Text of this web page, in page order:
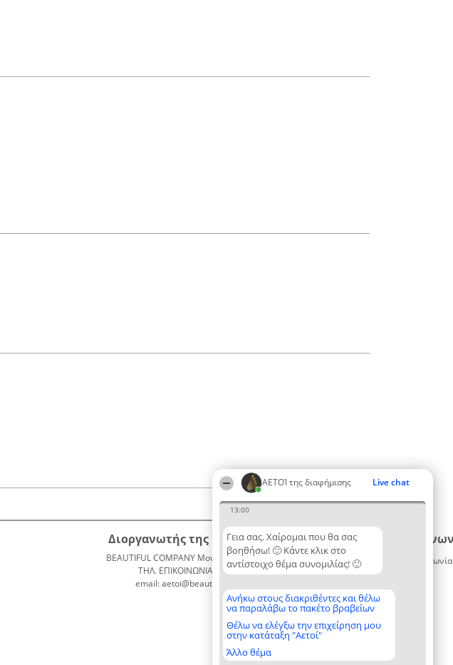
ΑΕΤΟΊ της διαφήμισης Live chat
13:00
Γεια σας. Χαίρομαι που θα σας
βοηθήσω! 🙂 Κάντε κλικ στο
αντίστοιχο θέμα συνομιλίας! 🙂
Ανήκω στους διακριθέντες και θέλω
να παραλάβω το πακέτο βραβείων
Θέλω να ελέγξω την επιχείρηση μου
στην κατάταξη "Αετοί"
Άλλο θέμα
Διοργανωτής της κατάταξης
BEAUTIFUL COMPANY Μονοπρόσωπη ΙΚΕ
ΤΗΛ. ΕΠΙΚΟΙΝΩΝΙΑΣ: 2104128019
email: aetoi@beautifulcompany.co
Κατάταξη
Διακριθέντες
Λίστα
διακριθέντων
Μεθοδολογία
Όροι &
προϋποθέσεις
ΑΠΟΡΡΗΤΟΥ
Επικοινωνία